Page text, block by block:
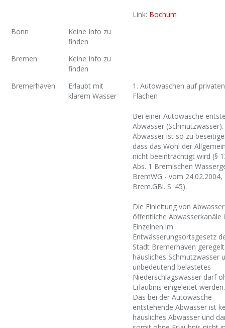
Link: Bochum
Bonn
Keine Info zu
finden
Bremen
Keine Info zu
finden
Bremerhaven
Erlaubt mit
klarem Wasser
1. Autowaschen auf privaten
Flächen
Bei einer Autowäsche
Abwasser (Schmutzwasser).
Abwasser ist so zu
dass das Wohl der
nicht beeinträchtigt wird (§
Abs. 1 Bremischen
BremWG - vom 24.02.2004,
Brem.GBl. S. 45).
Die Einleitung von
öffentliche Abwasserkanäle
Einzelnen im
Entwässerungsortsgesetz
Stadt Bremerhaven
häusliches Schmutzwasser
unbedeutend belastetes
Niederschlagswasser darf
Erlaubnis eingeleitet werden.
Das bei der Autowäsche
entstehende Abwasser ist
häusliches Abwasser und